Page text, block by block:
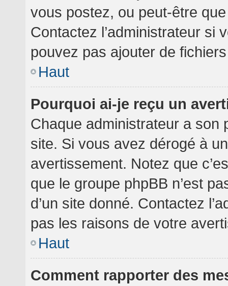
vous postez, ou peut-être
Contactez l’administrateur si
pouvez pas ajouter de
Haut
Pourquoi ai-je reçu un
Chaque administrateur a son
site. Si vous avez dérogé à
avertissement. Notez que
que le groupe phpBB n’est
d’un site donné. Contactez
pas les raisons de votre
Haut
Comment rapporter des